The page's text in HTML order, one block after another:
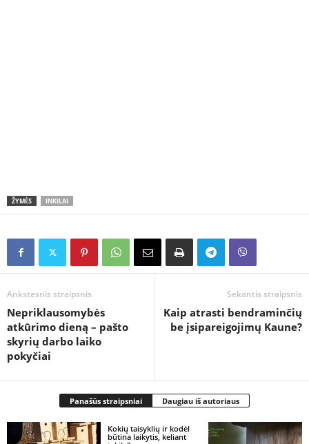
ŽYMĖS INKILAI
Ankstesnis straipsnis
Nepriklausomybės
atkūrimo dieną – pašto
skyrių darbo laiko
pokyčiai
Sekantis straipsnis
Kaip atrasti bendraminčių
be įsipareigojimų Kaune?
Panašūs straipsniai Daugiau iš autoriaus
Kokių taisyklių ir kodėl
būtina laikytis, keliant